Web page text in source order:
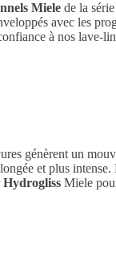
Miele de la
avec les
à nos lave-
génèrent un
et plus intense.
Hydrogliss Miele